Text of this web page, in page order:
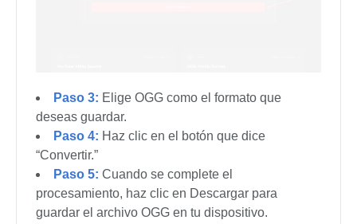
Paso 3: Elige OGG como el formato que
deseas guardar.
Paso 4: Haz clic en el botón que dice
“Convertir.”
Paso 5: Cuando se complete el
procesamiento, haz clic en Descargar para
guardar el archivo OGG en tu dispositivo.